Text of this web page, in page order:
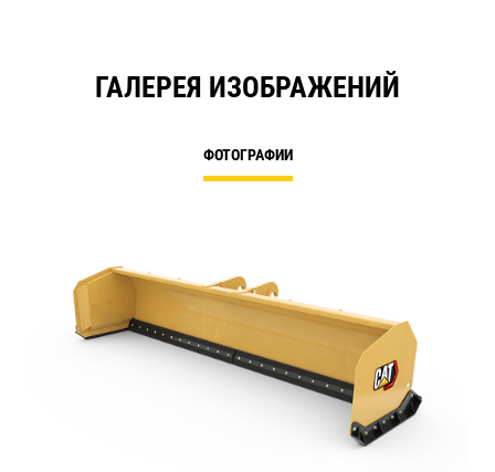
ГАЛЕРЕЯ ИЗОБРАЖЕНИЙ
ФОТОГРАФИИ